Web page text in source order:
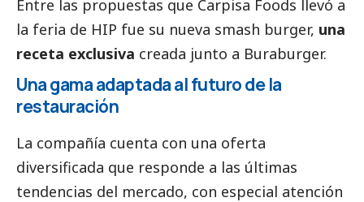
Entre las propuestas que Carpisa Foods llevó a
la feria de HIP fue su nueva smash burger, una
receta exclusiva creada junto a Buraburger.
Una gama adaptada al futuro de la
restauración
La compañía cuenta con una oferta
diversificada que responde a las últimas
tendencias del mercado, con especial atención